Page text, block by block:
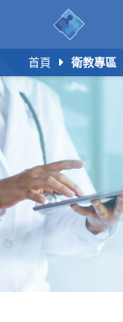
首頁 衛教專區